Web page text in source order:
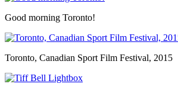
Good morning Toronto!
Toronto, Canadian Sport Film Festival, 2015